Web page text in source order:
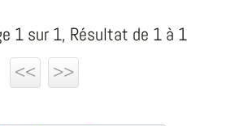
1 sur 1, Résultat de 1 à 1
<<
>>